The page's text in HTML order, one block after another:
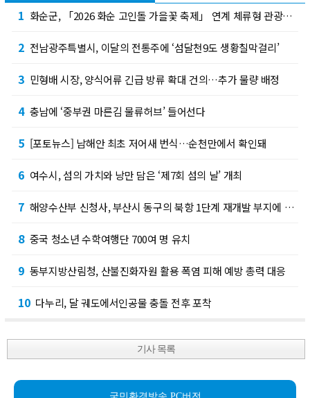
1 화순군, 「2026 화순 고인돌 가을꽃 축제」 연계 체류형 관광·지역경제 활성화 추진
2 전남광주특별시, 이달의 전통주에 ‘섬달천9도 생황칠막걸리’
3 민형배 시장, 양식어류 긴급 방류 확대 건의…추가 물량 배정
4 충남에 ‘중부권 마른김 물류허브’ 들어선다
5 [포토뉴스] 남해안 최초 저어새 번식…순천만에서 확인돼
6 여수시, 섬의 가치와 낭만 담은 ‘제7회 섬의 날’ 개최
7 해양수산부 신청사, 부산시 동구의 북항 1단계 재개발 부지에 짓는다
8 중국 청소년 수학여행단 700여 명 유치
9 동부지방산림청, 산불진화자원 활용 폭염 피해 예방 총력 대응
10 다누리, 달 궤도에서인공물 충돌 전후 포착
기사 목록